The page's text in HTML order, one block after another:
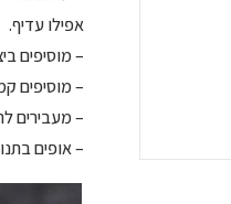
אפילו עדיף.
– מוסיפים
– מוסיפים
– מעבירים
– אופים בתנור שחומם מראש ל-180